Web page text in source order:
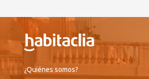
¿Quiénes somos?